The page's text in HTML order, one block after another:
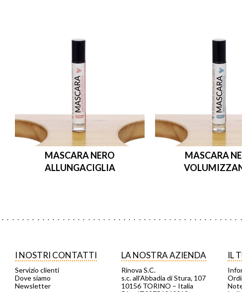
MASCARA NERO
ALLUNGACIGLIA
MASCARA
I NOSTRI CONTATTI
Servizio clienti
Dove siamo
Newsletter
LA NOSTRA AZIENDA
Rinova S.C.
s.c. all’Abbadia di Stura, 107
10156 TORINO – Italia
IL